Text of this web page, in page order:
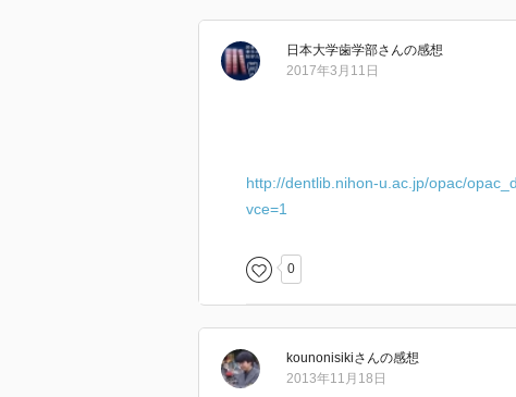
日本大学歯学部さんの感想
2017年3月11日
http://dentlib.nihon-u.ac.jp/opac/
vce=1
0
kounonisikiさんの感想
2013年11月18日